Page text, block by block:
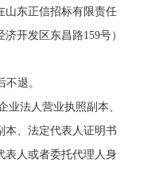
山东正信招标有限责任
开发区东昌路159号）
退。
业法人营业执照副本、
本、法定代表人证明书
表人或者委托代理人身